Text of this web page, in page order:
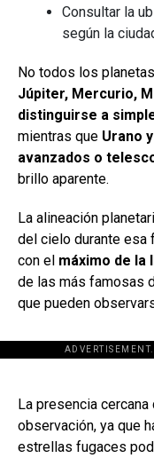
Consultar la
según la
No todos los
Júpiter, Mercurio,
distinguirse a
mientras que Urano
avanzados o
brillo aparente.
La alineación
del cielo durante esa
con el máximo de la
de las más famosas
que pueden
La presencia cercana
observación, ya que
estrellas fugaces